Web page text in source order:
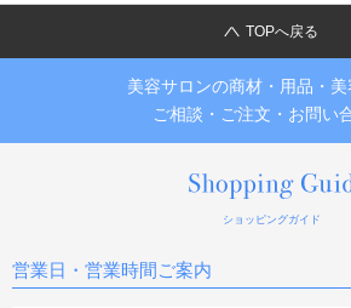
商品の詳細はお気軽にお問い合わせ下さい。ご利用お待
ゴールデンウイークは5月1日（水）～5月6日（月）まで
中古美容機器 入荷しました！
①タカラベルモント ラルジュS（複合美顔器）/ 人気の
②ヒンケル UC-3（ニードル脱毛器）/ 細かな個所の脱毛
商品の詳細はお気軽にお問い合わせ下さい。ご利用お待ち
①シーラインＭ（美顔・痩身機器）/ シーラインＭが初入
お早めにご検討ください。
TOPへ戻る
美容サロンの商材・用品・
ご相談・ご注文・お問い
ショッピングガイド
営業日・営業時間ご案内